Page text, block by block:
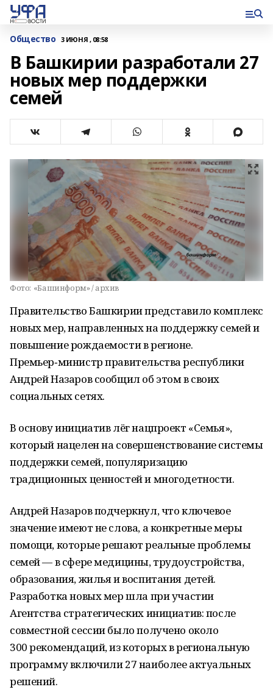
Общество 3 ИЮНЯ , 08:58
В Башкирии разработали 27
новых мер поддержки
семей
Фото: «Башинформ» / архив
Правительство Башкирии представило комплекс
новых мер, направленных на поддержку семей и
повышение рождаемости в регионе.
Премьер‑министр правительства республики
Андрей Назаров сообщил об этом в своих
социальных сетях.
В основу инициатив лёг нацпроект «Семья»,
который нацелен на совершенствование системы
поддержки семей, популяризацию
традиционных ценностей и многодетности.
Андрей Назаров подчеркнул, что ключевое
значение имеют не слова, а конкретные меры
помощи, которые решают реальные проблемы
семей — в сфере медицины, трудоустройства,
образования, жилья и воспитания детей.
Разработка новых мер шла при участии
Агентства стратегических инициатив: после
совместной сессии было получено около
300 рекомендаций, из которых в региональную
программу включили 27 наиболее актуальных
решений.